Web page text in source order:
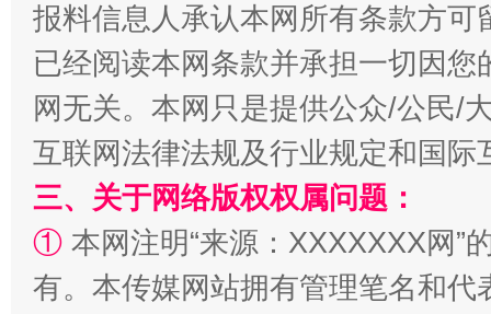
解纷+调解+退费，一次搞定
报料信息人承认本网所有条款方
已经阅读本网条款并承担一切因
网无关。本网只是提供公众/公民/
互联网法律法规及行业规定和国
三、关于网络版权权属问题：
① 本网注明“来源：XXXXXXX网”
有。本传媒网站拥有管理笔名和